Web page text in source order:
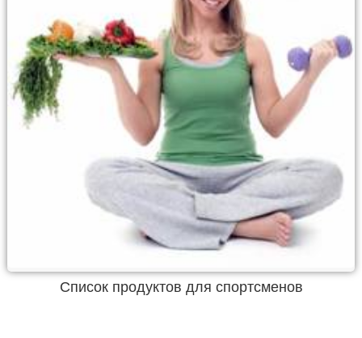
Список продуктов для спортсменов